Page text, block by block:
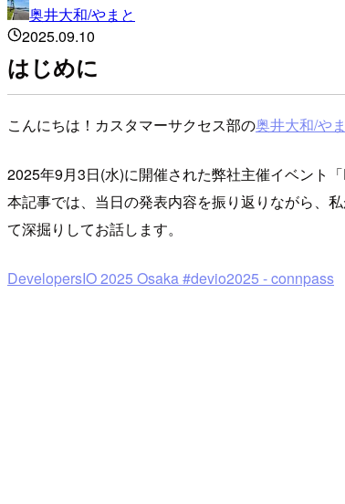
奥井大和/やまと
2025.09.10
はじめに
こんにちは！カスタマーサクセス部の奥井大和/や
2025年9月3日(水)に開催された弊社主催イベント
本記事では、当日の発表内容を振り返りながら、
て深掘りしてお話します。
DevelopersIO 2025 Osaka #devio2025 - connpass